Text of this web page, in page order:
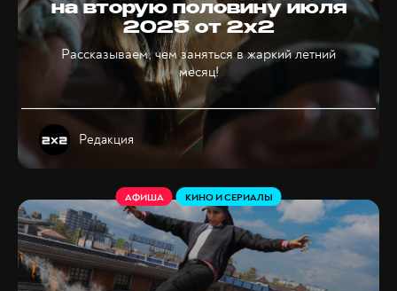
на вторую половину июля
2025 от 2x2
Рассказываем, чем заняться в жаркий летний
месяц!
Редакция
АФИША КИНО И СЕРИАЛЫ